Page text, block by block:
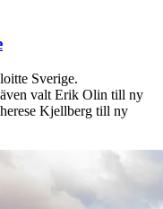
Sverige.
valt Erik Olin till ny
Kjellberg till ny